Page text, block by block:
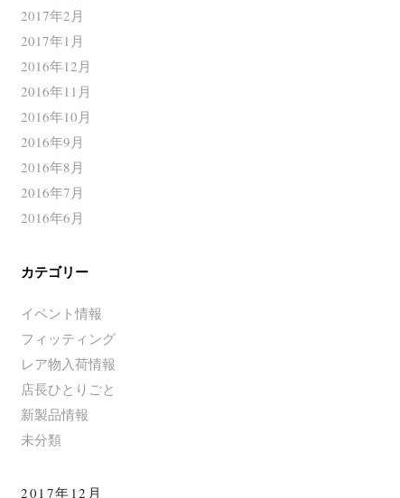
2017年2月
2017年1月
2016年12月
2016年11月
2016年10月
2016年9月
2016年8月
2016年7月
2016年6月
カテゴリー
イベント情報
フィッティング
レア物入荷情報
店長ひとりごと
新製品情報
未分類
2017年12月